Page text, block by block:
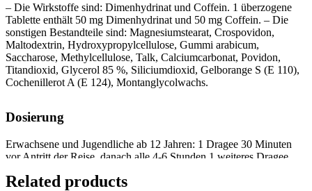
– Die Wirkstoffe sind: Dimenhydrinat und Coffein. 1 überzogene
Tablette enthält 50 mg Dimenhydrinat und 50 mg Coffein. – Die
sonstigen Bestandteile sind: Magnesiumstearat, Crospovidon,
Maltodextrin, Hydroxypropylcellulose, Gummi arabicum,
Saccharose, Methylcellulose, Talk, Calciumcarbonat, Povidon,
Titandioxid, Glycerol 85 %, Siliciumdioxid, Gelborange S (E 110),
Cochenillerot A (E 124), Montanglycolwachs.
Dosierung
Erwachsene und Jugendliche ab 12 Jahren: 1 Dragee 30 Minuten
vor Antritt der Reise, danach alle 4-6 Stunden 1 weiteres Dragee.
Related products